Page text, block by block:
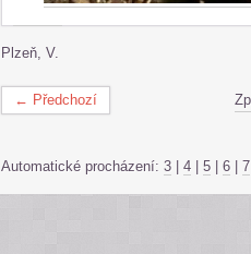
Plzeň, V.
← Předchozí
Automatické procházení: 3 4 5 6 7